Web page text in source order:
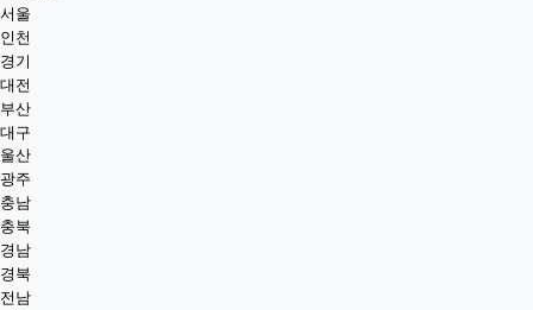
서울
인천
경기
대전
부산
대구
울산
광주
충남
충북
경남
경북
전남